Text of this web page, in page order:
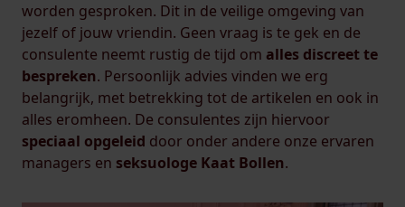
worden gesproken. Dit in de veilige omgeving van
jezelf of jouw vriendin. Geen vraag is te gek en de
consulente neemt rustig de tijd om alles discreet te
bespreken. Persoonlijk advies vinden we erg
belangrijk, met betrekking tot de artikelen en ook in
alles eromheen. De consulentes zijn hiervoor
speciaal opgeleid door onder andere onze ervaren
managers en seksuologe Kaat Bollen.